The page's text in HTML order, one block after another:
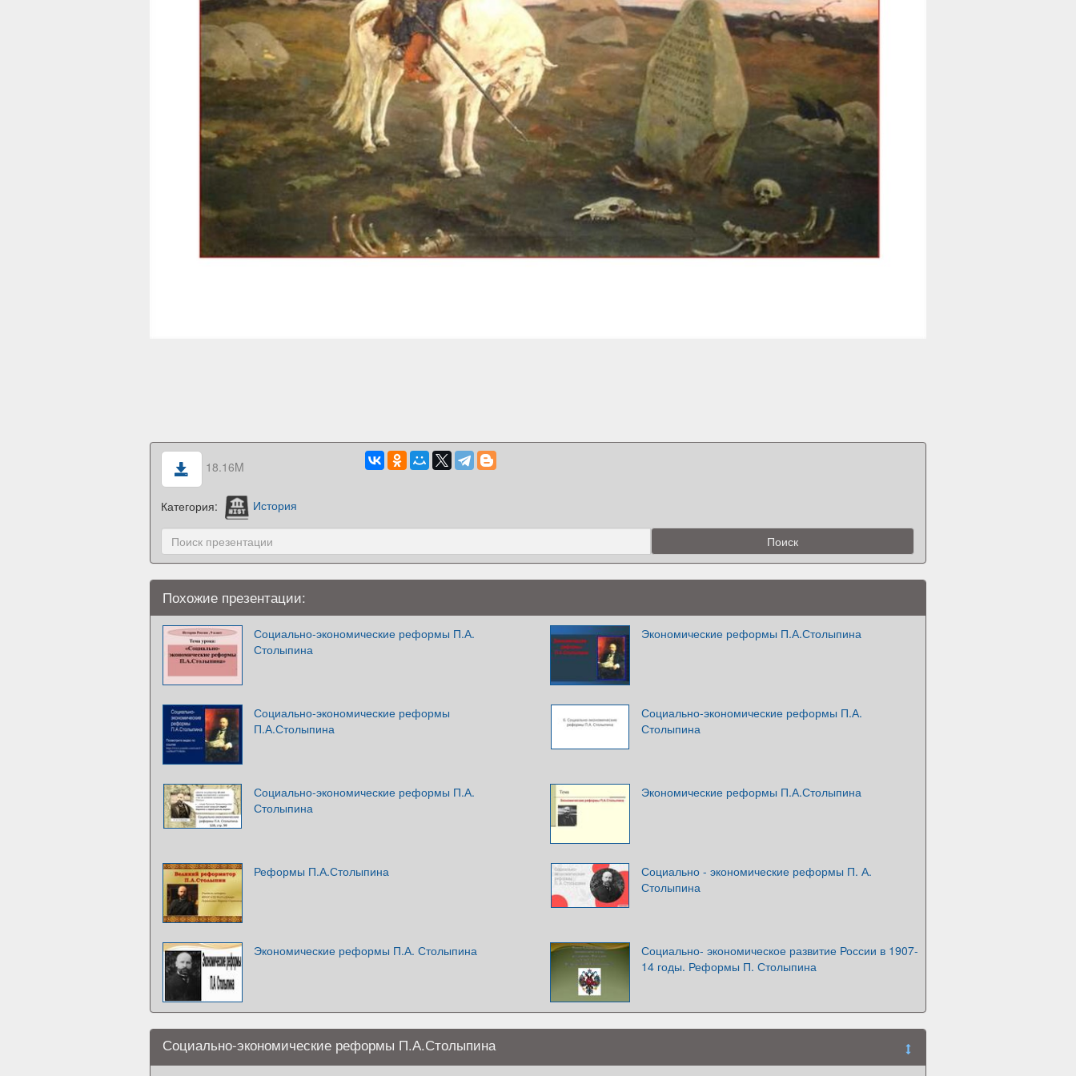
18.16M
Категория: История
Похожие презентации:
Социально-экономические реформы П.А.
Столыпина
Экономические реформы П.А.Столыпина
Социально-экономические реформы
П.А.Столыпина
Социально-экономические реформы П.А.
Столыпина
Социально-экономические реформы П.А.
Столыпина
Экономические реформы П.А.Столыпина
Реформы П.А.Столыпина
Социально - экономические реформы П. А.
Столыпина
Экономические реформы П.А. Столыпина
Социально- экономическое развитие России в 1907-
14 годы. Реформы П. Столыпина
Социально-экономические реформы П.А.Столыпина